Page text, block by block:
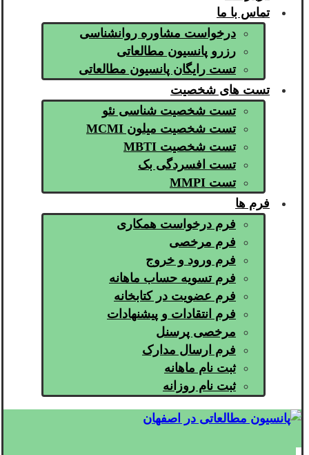
تماس با ما
درخواست مشاوره روانشناسی
رزرو پانسیون مطالعاتی
تست رایگان پانسیون مطالعاتی
تست های شخصیت
تست شخصیت شناسی نئو
تست شخصیت میلون MCMI
تست شخصیت MBTI
تست افسردگی بک
تست MMPI
فرم ها
فرم درخواست همکاری
فرم مرخصی
فرم ورود و خروج
فرم تسویه حساب ماهانه
فرم عضویت در کتابخانه
فرم انتقادات و پیشنهادات
مرخصی پرسنل
فرم ارسال مدارک
ثبت نام ماهانه
ثبت نام روزانه